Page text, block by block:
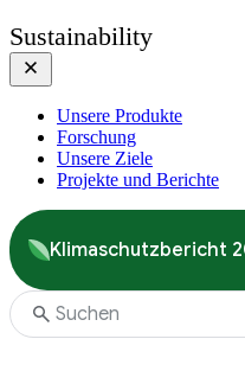
Sustainability
Unsere Produkte
Forschung
Unsere Ziele
Projekte und Berichte
Klimaschutzbericht